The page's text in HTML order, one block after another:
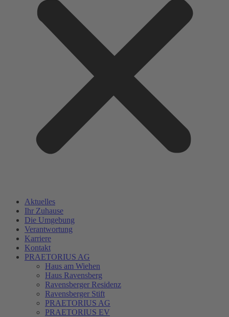
Aktuelles
Ihr Zuhause
Die Umgebung
Verantwortung
Karriere
Kontakt
PRAETORIUS AG
Haus am Wiehen
Haus Ravensberg
Ravensberger Residenz
Ravensberger Stift
PRAETORIUS AG
PRAETORIUS EV